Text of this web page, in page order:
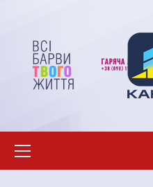
вмісту
меню